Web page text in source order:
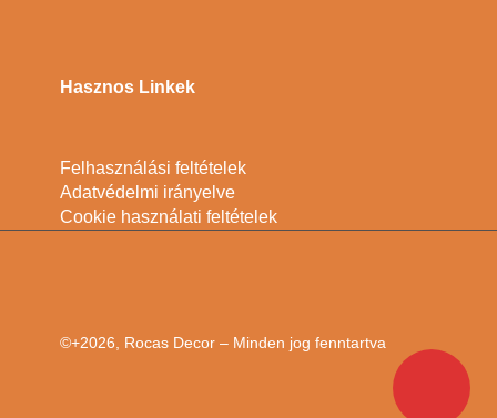
Hasznos Linkek
Felhasználási feltételek
Adatvédelmi irányelve
Cookie használati feltételek
©+2026, Rocas Decor – Minden jog fenntartva